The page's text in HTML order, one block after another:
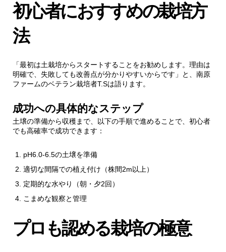
初心者におすすめの栽培方
法
「最初は土栽培からスタートすることをお勧めします。理由は
明確で、失敗しても改善点が分かりやすいからです」と、南原
ファームのベテラン栽培者T.Sは語ります。
成功への具体的なステップ
土壌の準備から収穫まで、以下の手順で進めることで、初心者
でも高確率で成功できます：
pH6.0-6.5の土壌を準備
適切な間隔での植え付け（株間2m以上）
定期的な水やり（朝・夕2回）
こまめな観察と管理
プロも認める栽培の極意